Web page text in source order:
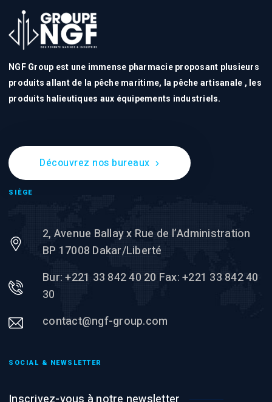
NGF Group est une immense pharmacie proposant plusieurs
produits allant de la pêche maritime, la pêche artisanale , les
produits halieutiques aux équipements industriels.
Découvrez nos bureaux
SIÈGE
2, Avenue Ballay x Rue de l’Administration
BP 17008 Dakar/Liberté
Bur: +221 33 842 40 20 Fax: +221 33 842 40
30
contact@ngf-group.com
SOCIAL & NEWSLETTER